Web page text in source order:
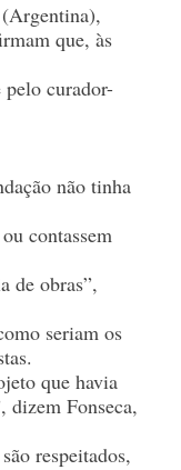
(Argentina),
que, às
curador-
não tinha
contassem
de obras”,
seriam os
que havia
dizem Fonseca,
respeitados,